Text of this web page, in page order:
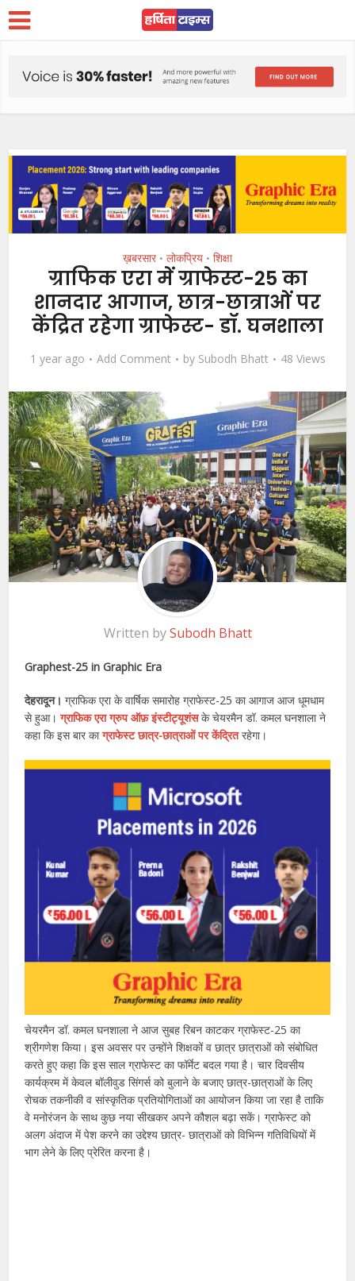
ख़बरसार • लोकप्रिय • शिक्षा
ग्राफिक एरा में ग्राफेस्ट-25 का
शानदार आगाज, छात्र-छात्राओं पर
केंद्रित रहेगा ग्राफेस्ट- डॉ. घनशाला
1 year ago Add Comment by Subodh Bhatt 48 Views
Written bySubodh Bhatt
Graphest-25 in Graphic Era
देहरादून।ग्राफिक एरा के वार्षिक समारोह ग्राफेस्ट-25 का आगाज आज धूमधाम
से हुआ। ग्राफिक एरा ग्रुप ऑफ़ इंस्टीट्यूशंसके चेयरमैन डॉ. कमल घनशाला ने
कहा कि इस बार काग्राफेस्ट छात्र-छात्राओं पर केंद्रितरहेगा।
चेयरमैन डॉ. कमल घनशाला ने आज सुबह रिबन काटकर ग्राफेस्ट-25 का
श्रीगणेश किया। इस अवसर पर उन्होंने शिक्षकों व छात्र छात्राओं को संबोधित
करते हुए कहा कि इस साल ग्राफेस्ट का फॉर्मेट बदल गया है। चार दिवसीय
कार्यक्रम में केवल बॉलीवुड सिंगर्स को बुलाने के बजाए छात्र-छात्राओं के लिए
रोचक तकनीकी व सांस्कृतिक प्रतियोगिताओं का आयोजन किया जा रहा है ताकि
वे मनोरंजन के साथ कुछ नया सीखकर अपने कौशल बढ़ा सकें। ग्राफेस्ट को
अलग अंदाज में पेश करने का उद्देश्य छात्र- छात्राओं को विभिन्न गतिविधियों में
भाग लेने के लिए प्रेरित करना है।